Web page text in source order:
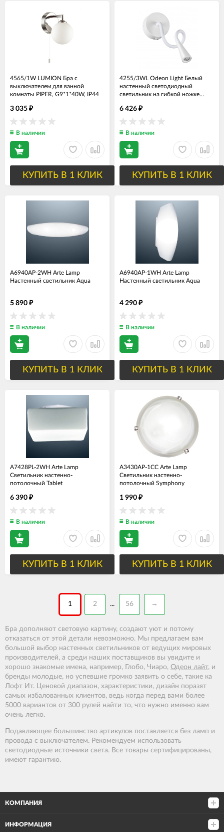
4565/1W LUMION Бра с
выключателем для ванной
комнаты PIPER, G9*1*40W, IP44
3 035 ₽
В наличии
КУПИТЬ В 1 КЛИК
4255/3WL Odeon Light Белый
настенный светодиодный
светильник на гибкой ножке
6 426 ₽
В наличии
КУПИТЬ В 1 КЛИК
A6940AP-2WH Arte Lamp
Настенный светильник Aqua
5 890 ₽
В наличии
КУПИТЬ В 1 КЛИК
A6940AP-1WH Arte Lamp
Настенный светильник Aqua
4 290 ₽
В наличии
КУПИТЬ В 1 КЛИК
A7428PL-2WH Arte Lamp
Светильник настенно-
потолочный Tablet
6 390 ₽
В наличии
КУПИТЬ В 1 КЛИК
A3430AP-1CC Arte Lamp
Светильник настенно-
потолочный Symphony
1 990 ₽
В наличии
КУПИТЬ В 1 КЛИК
1 2 ... 56 →
Бра дополняют световую картину, создают уют и потому
отказаться от этой детали невозможно. Мы предлагаем вам
большой выбор настенных светильников от ведущих мировых
производителей, а среди наших поставщиков вы увидите и
хорошо знакомые имена, например, Глобо, Чиаро, Одеон лайт, и
бренды молодые, но успевшие громко заявить о себе, такие ка
Лофт Ит. Ценовой диапазон, характеристики, дизайн поразят
самых избалованных клиентов, ведь когда перед вами более
5000 вариантов от 300 рулей найти то, что нужно именно вам
очень легко.
Подавляющее большинство артикулов поставляется без ламп и
провода с выключателем. Рекомендуем использовать
светодиодные источники света. Все товары сертифицированы,
имеют гарантию.
КОМПАНИЯ
ИНФОРМАЦИЯ